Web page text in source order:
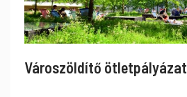
Városzöldítő ötletpályázat